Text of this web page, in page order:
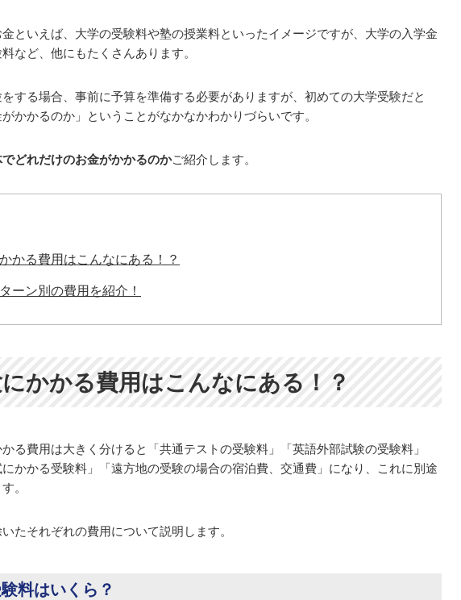
といえば、大学の受験料や塾の授業料といったイメージですが、大学の入学金
など、他にもたくさんあります。
する場合、事前に予算を準備する必要がありますが、初めての大学受験だと
がかかるのか」ということがなかなかわかりづらいです。
どれだけのお金がかかるのかご紹介します。
かる費用はこんなにある！？
ーン別の費用を紹介！
かかる費用はこんなにある！？
る費用は大きく分けると「共通テストの受験料」「英語外部試験の受験料」
にかかる受験料」「遠方地の受験の場合の宿泊費、交通費」になり、これに別途
。
たそれぞれの費用について説明します。
料はいくら？